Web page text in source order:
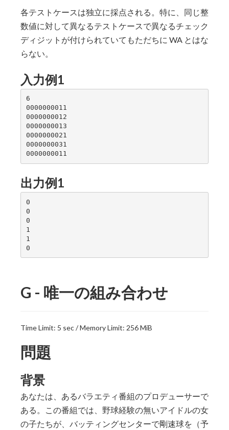
各テストケースは独立に採点される。特に、同じ整
数値に対して異なるテストケースで異なるチェック
ディジットが付けられていてもただちに WA とはな
らない。
入力例1
6
0000000011
0000000012
0000000013
0000000021
0000000031
出力例1
0
0
0
1
1
G - 唯一の組み合わせ
Time Limit: 5 sec / Memory Limit: 256 MiB
問題
背景
あなたは、あるバラエティ番組のプロデューサーで
ある。この番組では、野球経験の無いアイドルの女
の子たちが、バッティングセンターで剛速球を（予